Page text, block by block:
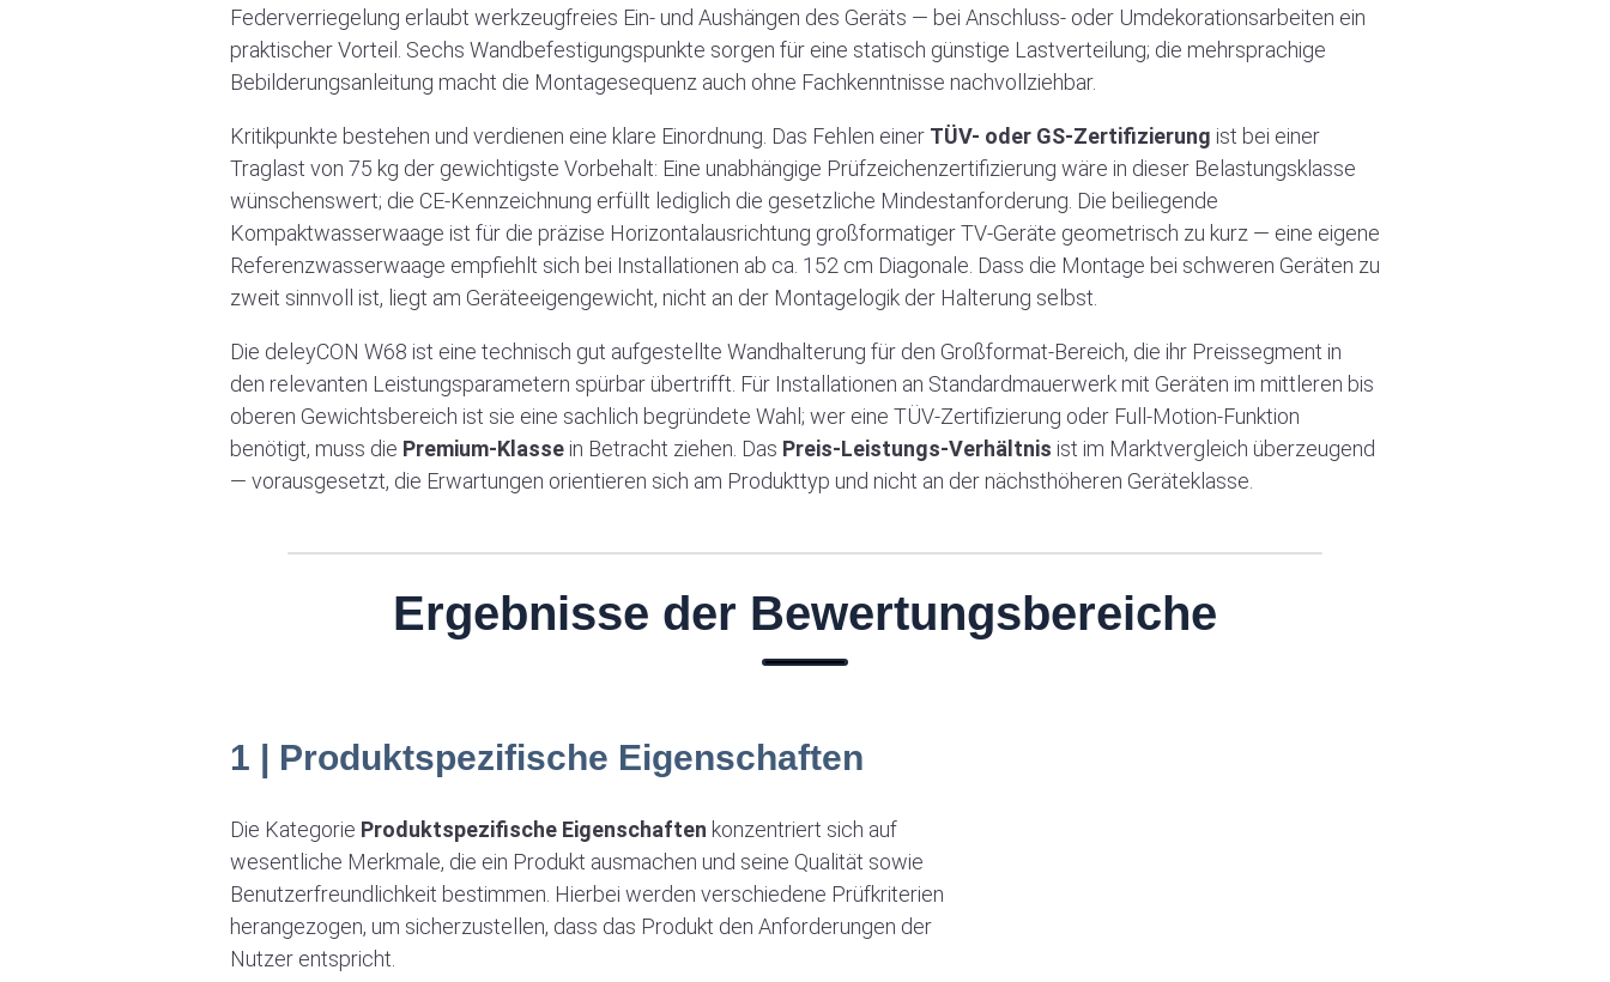
Federverriegelung erlaubt werkzeugfreies Ein- und Aushängen des Geräts — bei Anschluss- oder Umdekorationsarbeiten ein
praktischer Vorteil. Sechs Wandbefestigungspunkte sorgen für eine statisch günstige Lastverteilung; die mehrsprachige
Bebilderungsanleitung macht die Montagesequenz auch ohne Fachkenntnisse nachvollziehbar.
Kritikpunkte bestehen und verdienen eine klare Einordnung. Das Fehlen einer TÜV- oder GS-Zertifizierung ist bei einer
Traglast von 75 kg der gewichtigste Vorbehalt: Eine unabhängige Prüfzeichenzertifizierung wäre in dieser Belastungsklasse
wünschenswert; die CE-Kennzeichnung erfüllt lediglich die gesetzliche Mindestanforderung. Die beiliegende
Kompaktwasserwaage ist für die präzise Horizontalausrichtung großformatiger TV-Geräte geometrisch zu kurz — eine eigene
Referenzwasserwaage empfiehlt sich bei Installationen ab ca. 152 cm Diagonale. Dass die Montage bei schweren Geräten zu
zweit sinnvoll ist, liegt am Geräteeigengewicht, nicht an der Montagelogik der Halterung selbst.
Die deleyCON W68 ist eine technisch gut aufgestellte Wandhalterung für den Großformat-Bereich, die ihr Preissegment in
den relevanten Leistungsparametern spürbar übertrifft. Für Installationen an Standardmauerwerk mit Geräten im mittleren bis
oberen Gewichtsbereich ist sie eine sachlich begründete Wahl; wer eine TÜV-Zertifizierung oder Full-Motion-Funktion
benötigt, muss die Premium-Klasse in Betracht ziehen. Das Preis-Leistungs-Verhältnis ist im Marktvergleich überzeugend
— vorausgesetzt, die Erwartungen orientieren sich am Produkttyp und nicht an der nächsthöheren Geräteklasse.
Ergebnisse der Bewertungsbereiche
1 | Produktspezifische Eigenschaften
Die Kategorie Produktspezifische Eigenschaften konzentriert sich auf
wesentliche Merkmale, die ein Produkt ausmachen und seine Qualität sowie
Benutzerfreundlichkeit bestimmen. Hierbei werden verschiedene Prüfkriterien
herangezogen, um sicherzustellen, dass das Produkt den Anforderungen der
Nutzer entspricht.